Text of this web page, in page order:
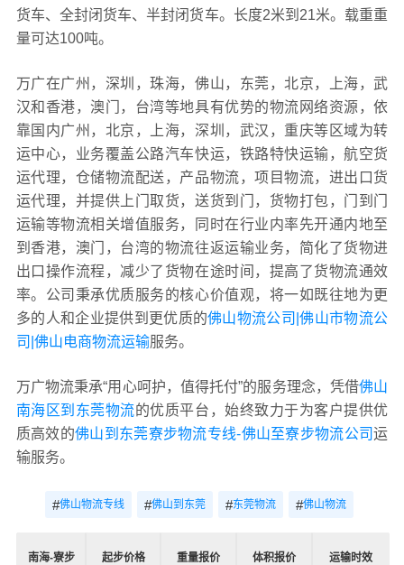
货车、全封闭货车、半封闭货车。长度2米到21米。载重重
量可达100吨。
万广在广州，深圳，珠海，佛山，东莞，北京，上海，武
汉和香港，澳门，台湾等地具有优势的物流网络资源，依
靠国内广州，北京，上海，深圳，武汉，重庆等区域为转
运中心，业务覆盖公路汽车快运，铁路特快运输，航空货
运代理，仓储物流配送，产品物流，项目物流，进出口货
运代理，并提供上门取货，送货到门，货物打包，门到门
运输等物流相关增值服务，同时在行业内率先开通内地至
到香港，澳门，台湾的物流往返运输业务，简化了货物进
出口操作流程，减少了货物在途时间，提高了货物流通效
率。公司秉承优质服务的核心价值观，将一如既往地为更
多的人和企业提供到更优质的佛山物流公司|佛山市物流公
司|佛山电商物流运输服务。
万广物流秉承“用心呵护，值得托付”的服务理念，凭借佛山
南海区到东莞物流的优质平台，始终致力于为客户提供优
质高效的佛山到东莞寮步物流专线-佛山至寮步物流公司运
输服务。
#佛山物流专线 #佛山到东莞 #东莞物流 #佛山物流
南海-寮步 起步价格 重量报价 体积报价 运输时效